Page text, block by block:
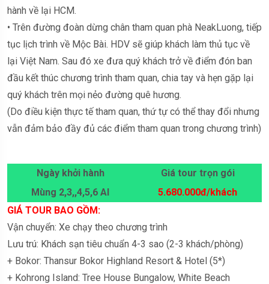
hành về lại HCM.
• Trên đường đoàn dừng chân tham quan phà NeakLuong, tiếp
tục lịch trình về Mộc Bài. HDV sẽ giúp khách làm thủ tục về
lại Việt Nam. Sau đó xe đưa quý khách trở về điểm đón ban
đầu kết thúc chương trình tham quan, chia tay và hẹn gặp lại
quý khách trên mọi nẻo đường quê hương.
(Do điều kiện thực tế tham quan, thứ tự có thể thay đổi nhưng
vẫn đảm bảo đầy đủ các điểm tham quan trong chương trình)
Ngày khởi hành
Giá tour trọn gói
Mùng 2,3,,4,5,6 Al
5.680.000đ/khách
GIÁ TOUR BAO GỒM:
Vận chuyển: Xe chạy theo chương trình
Lưu trú: Khách sạn tiêu chuẩn 4-3 sao (2-3 khách/phòng)
+ Bokor: Thansur Bokor Highland Resort & Hotel (5*)
+ Kohrong Island: Tree House Bungalow, White Beach